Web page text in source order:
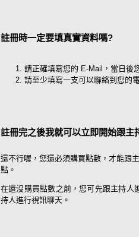
註冊時一定要填真實資料嗎?
請正確填寫您的 E-Mail，當日後
請至少填寫一支可以聯絡到您的
註冊完之後我就可以立即開始跟主
還不行喔，您還必須購買點數，才能跟
點。
在還沒購買點數之前，您可先跟主持人
持人進行視訊聊天。